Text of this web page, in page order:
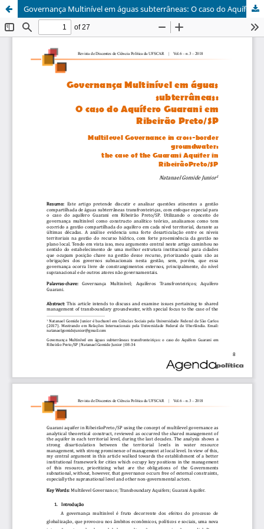
Governança Multinível em águas subterrâneas: O caso do Aquífero Guarani em Ribeirão Preto/SP